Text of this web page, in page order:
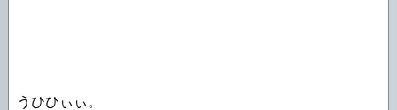
うひひぃぃ。